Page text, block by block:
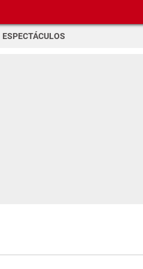
ESPECTÁCULOS